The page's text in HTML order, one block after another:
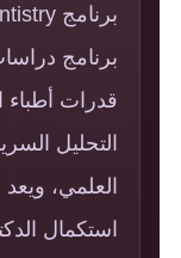
برنامج
قدرات أطباء
التحليل
العلمي،
استكمال